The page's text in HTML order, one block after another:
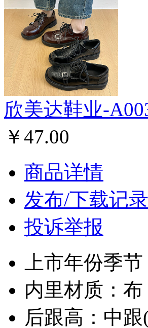
欣美达鞋业-
￥47.00
商品详情
发布/下载记
投诉举报
上市年份季
内里材质：布
后跟高：中跟